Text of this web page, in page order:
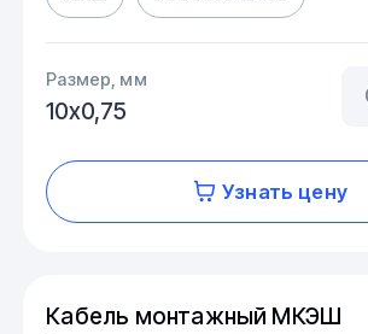
Размер, мм
10х0,75
Узнать цену
Кабель монтажный МКЭШ